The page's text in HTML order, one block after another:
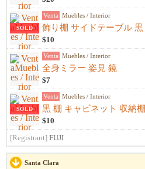
SOLD
Venta Muebles / Interior
飾り棚 サイドテーブル 黒
$10
Venta Muebles / Interior
全身ミラー 姿見 鏡
$7
SOLD
Venta Muebles / Interior
黒 棚 キャビネット 収納棚
$10
[Registrant] FUJI
Santa Clara